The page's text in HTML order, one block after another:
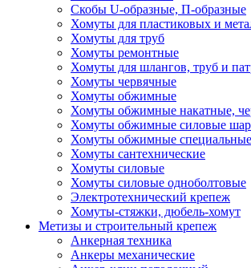
Скобы U-образные, П-образные
Хомуты для пластиковых и
Хомуты для труб
Хомуты ремонтные
Хомуты для шлангов, труб и
Хомуты червячные
Хомуты обжимные
Хомуты обжимные накатные,
Хомуты обжимные силовые
Хомуты обжимные
Хомуты сантехнические
Хомуты силовые
Хомуты силовые одноболтовые
Электротехнический крепеж
Хомуты-стяжки, дюбель-хомут
Метизы и строительный крепеж
Анкерная техника
Анкеры механические